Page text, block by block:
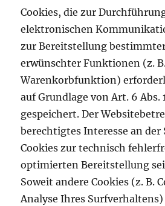
Cookies, die zur
elektronischen
zur Bereitstellung
erwünschter Funktionen (z.
Warenkorbfunktion)
auf Grundlage von Art. 6 Abs.
gespeichert. Der
berechtigtes Interesse an der
Cookies zur technisch
optimierten Bereitstellung
Soweit andere Cookies (z. B.
Analyse Ihres